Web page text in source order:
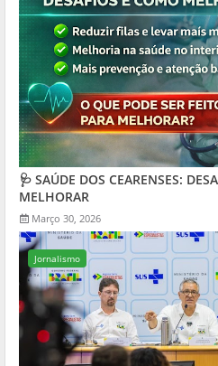
🩺 SAÚDE DOS CEARENSES:
MELHORAR
Março 30, 2026
Jornalismo